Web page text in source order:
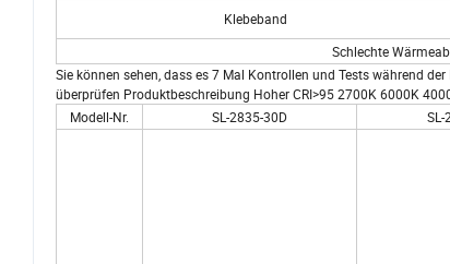
Klebeband
Schlechte
Sie können sehen, dass es 7 Mal Kontrollen und Tests während
überprüfen Produktbeschreibung Hoher CRI>95 2700K 6000K
Modell-Nr.
SL-2835-30D SL-